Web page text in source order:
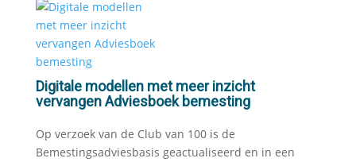
Digitale modellen met meer inzicht
vervangen Adviesboek bemesting
Op verzoek van de Club van 100 is de
Bemestingsadviesbasis geactualiseerd en in een